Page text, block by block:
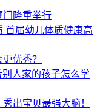
门隆重举行
首届幼儿体质健康高
优秀？
人家的孩子怎么学
出宝贝最强大脑！